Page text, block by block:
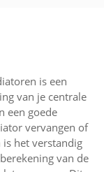
is een
van je centrale
een goede
vervangen of
het verstandig
van de